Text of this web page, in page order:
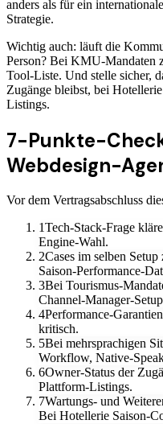
anders als für ein
Strategie.
Wichtig auch: läuft die
Person? Bei KMU-Mandaten
Tool-Liste. Und stelle sicher,
Zugänge bleibst, bei
Listings.
7-Punkte-
Webdesign-
Vor dem Vertragsabschluss
1Tech-Stack-Frage
Engine-Wahl.
2Cases im selben
Saison-Performance-
3Bei Tourismus-
Channel-Manager-
4Performance-
kritisch.
5Bei mehrsprachigen
Workflow, Native-
6Owner-Status der
Plattform-Listings.
7Wartungs- und
Bei Hotellerie Saison-